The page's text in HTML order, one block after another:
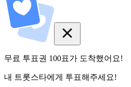
무료 투표권 100표가 도착했어요!
내 트롯스타에게 투표해주세요!